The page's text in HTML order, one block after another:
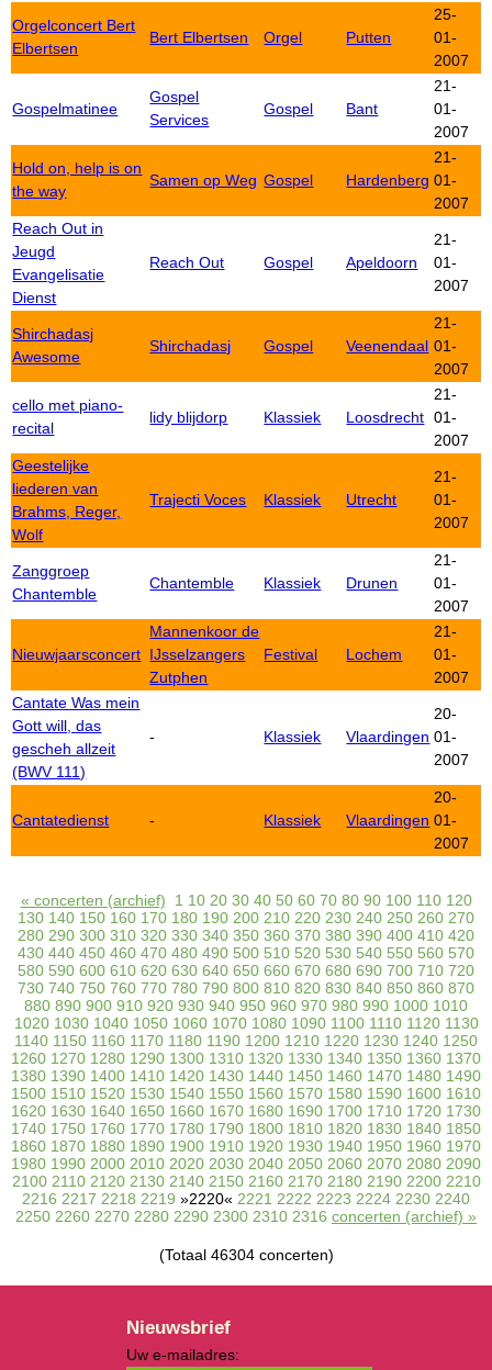
Orgelconcert Bert
Elbertsen
Bert Elbertsen Orgel Putten
25-
01-
2007
Gospelmatinee
Gospel
Services
Gospel Bant
21-
01-
2007
Hold on, help is on
the way
Samen op Weg Gospel Hardenberg
21-
01-
2007
Reach Out in
Jeugd
Evangelisatie
Dienst
Reach Out Gospel Apeldoorn
21-
01-
2007
Shirchadasj
Awesome
Shirchadasj Gospel Veenendaal
21-
01-
2007
cello met piano-
recital
lidy blijdorp Klassiek Loosdrecht
21-
01-
2007
Geestelijke
liederen van
Brahms, Reger,
Wolf
Trajecti Voces Klassiek Utrecht
21-
01-
2007
Zanggroep
Chantemble
Chantemble Klassiek Drunen
21-
01-
2007
Nieuwjaarsconcert
Mannenkoor de
IJsselzangers
Zutphen
Festival Lochem
21-
01-
2007
Cantate Was mein
Gott will, das
gescheh allzeit
(BWV 111)
- Klassiek Vlaardingen
20-
01-
2007
Cantatedienst - Klassiek Vlaardingen
20-
01-
2007
« concerten (archief) 1 10 20 30 40 50 60 70 80 90 100 110 120
130 140 150 160 170 180 190 200 210 220 230 240 250 260 270
280 290 300 310 320 330 340 350 360 370 380 390 400 410 420
430 440 450 460 470 480 490 500 510 520 530 540 550 560 570
580 590 600 610 620 630 640 650 660 670 680 690 700 710 720
730 740 750 760 770 780 790 800 810 820 830 840 850 860 870
880 890 900 910 920 930 940 950 960 970 980 990 1000 1010
1020 1030 1040 1050 1060 1070 1080 1090 1100 1110 1120 1130
1140 1150 1160 1170 1180 1190 1200 1210 1220 1230 1240 1250
1260 1270 1280 1290 1300 1310 1320 1330 1340 1350 1360 1370
1380 1390 1400 1410 1420 1430 1440 1450 1460 1470 1480 1490
1500 1510 1520 1530 1540 1550 1560 1570 1580 1590 1600 1610
1620 1630 1640 1650 1660 1670 1680 1690 1700 1710 1720 1730
1740 1750 1760 1770 1780 1790 1800 1810 1820 1830 1840 1850
1860 1870 1880 1890 1900 1910 1920 1930 1940 1950 1960 1970
1980 1990 2000 2010 2020 2030 2040 2050 2060 2070 2080 2090
2100 2110 2120 2130 2140 2150 2160 2170 2180 2190 2200 2210
2216 2217 2218 2219 »2220« 2221 2222 2223 2224 2230 2240
2250 2260 2270 2280 2290 2300 2310 2316 concerten (archief) »
(Totaal 46304 concerten)
Nieuwsbrief
Uw e-mailadres: